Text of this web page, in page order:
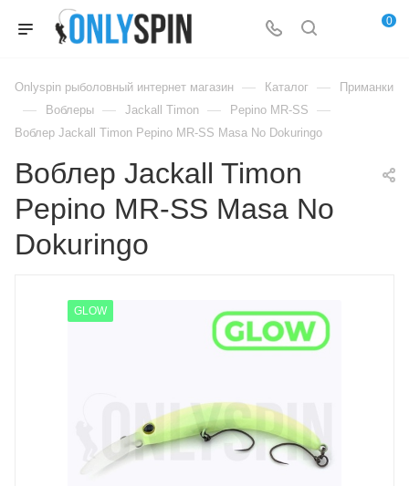
0
Onlyspin рыболовный интернет магазин — Каталог — Приманки
— Воблеры — Jackall Timon — Pepino MR-SS —
Воблер Jackall Timon Pepino MR-SS Masa No Dokuringo
Воблер Jackall Timon
Pepino MR-SS Masa No
Dokuringo
GLOW